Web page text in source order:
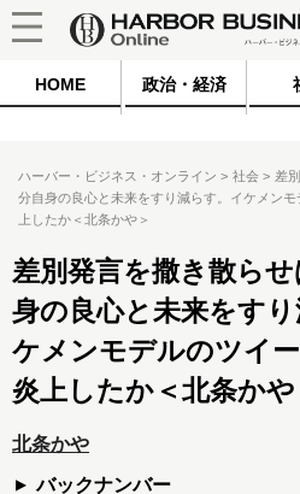
HOME 政治・経済
ハーバー・ビジネス・オンライン 社会
差
分自身の良心と未来をすり減らす。イケメン
上したか＜北条かや＞
差別発言を撒き散らせ
身の良心と未来をす
ケメンモデルのツイ
炎上したか＜北条かや
北条かや
バックナンバー